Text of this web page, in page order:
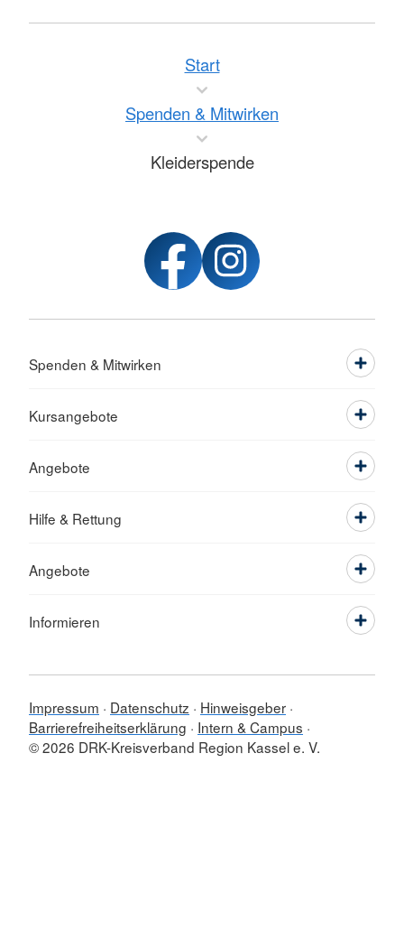
Start
Spenden & Mitwirken
Kleiderspende
Spenden & Mitwirken
Kursangebote
Angebote
Hilfe & Rettung
Angebote
Informieren
Impressum Datenschutz
Hinweisgeber
Barrierefreiheitserklärung
Intern & Campus
© 2026 DRK-Kreisverband Region Kassel e. V.